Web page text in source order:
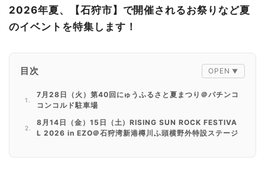
2026年夏、【石狩市】で開催されるお祭りなど夏
のイベントを特集します！
目次
7月28日（火）第40回にゅうふるさと夏まつり＠パチンコ
コンコルド駐車場
8月14日（金）15日（土）RISING SUN ROCK FESTIVA
L 2026 in EZO＠石狩湾新港樽川ふ頭横野外特設ステージ